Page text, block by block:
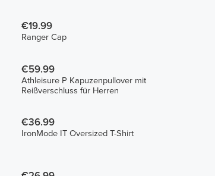
€19.99
Ranger Cap
€59.99
Athleisure P Kapuzenpullover mit
Reißverschluss für Herren
€36.99
IronMode IT Oversized T-Shirt